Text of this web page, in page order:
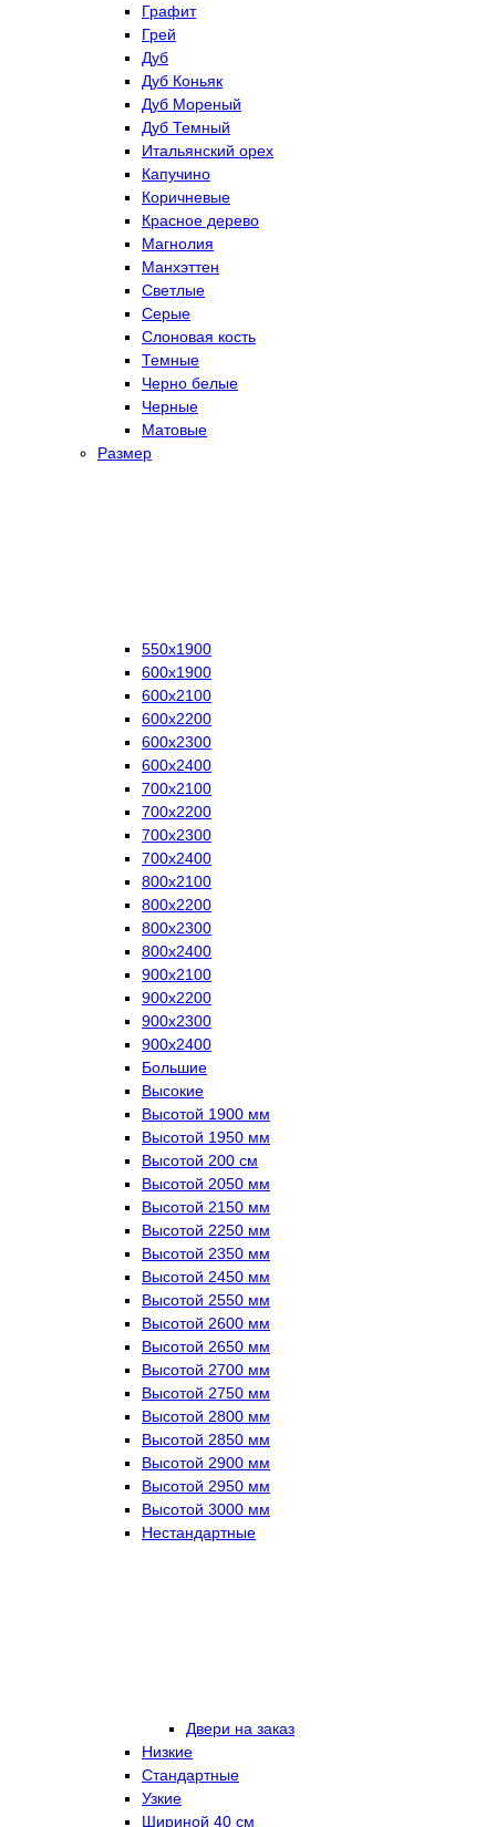
Графит
Грей
Дуб
Дуб Коньяк
Дуб Мореный
Дуб Темный
Итальянский орех
Капучино
Коричневые
Красное дерево
Магнолия
Манхэттен
Светлые
Серые
Слоновая кость
Темные
Черно белые
Черные
Матовые
Размер
550х1900
600х1900
600х2100
600х2200
600х2300
600х2400
700х2100
700х2200
700х2300
700х2400
800х2100
800х2200
800х2300
800х2400
900х2100
900х2200
900х2300
900х2400
Большие
Высокие
Высотой 1900 мм
Высотой 1950 мм
Высотой 200 см
Высотой 2050 мм
Высотой 2150 мм
Высотой 2250 мм
Высотой 2350 мм
Высотой 2450 мм
Высотой 2550 мм
Высотой 2600 мм
Высотой 2650 мм
Высотой 2700 мм
Высотой 2750 мм
Высотой 2800 мм
Высотой 2850 мм
Высотой 2900 мм
Высотой 2950 мм
Высотой 3000 мм
Нестандартные
Двери на заказ
Низкие
Стандартные
Узкие
Шириной 40 см